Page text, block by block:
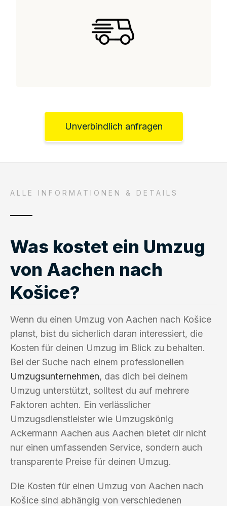
Unverbindlich anfragen
ALLE INFORMATIONEN & DETAILS
Was kostet ein Umzug
von Aachen nach
Košice?
Wenn du einen Umzug von Aachen nach Košice
planst, bist du sicherlich daran interessiert, die
Kosten für deinen Umzug im Blick zu behalten.
Bei der Suche nach einem professionellen
Umzugsunternehmen, das dich bei deinem
Umzug unterstützt, solltest du auf mehrere
Faktoren achten. Ein verlässlicher
Umzugsdienstleister wie Umzugskönig
Ackermann Aachen aus Aachen bietet dir nicht
nur einen umfassenden Service, sondern auch
transparente Preise für deinen Umzug.
Die Kosten für einen Umzug von Aachen nach
Košice sind abhängig von verschiedenen